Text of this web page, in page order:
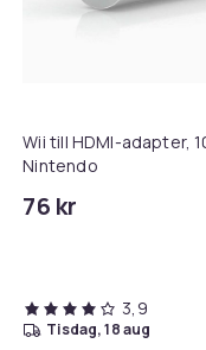
Bright Beauty®
Wii till HDMI-adapter,
Nintendo
76 kr
3,9
tisdag, 18 aug